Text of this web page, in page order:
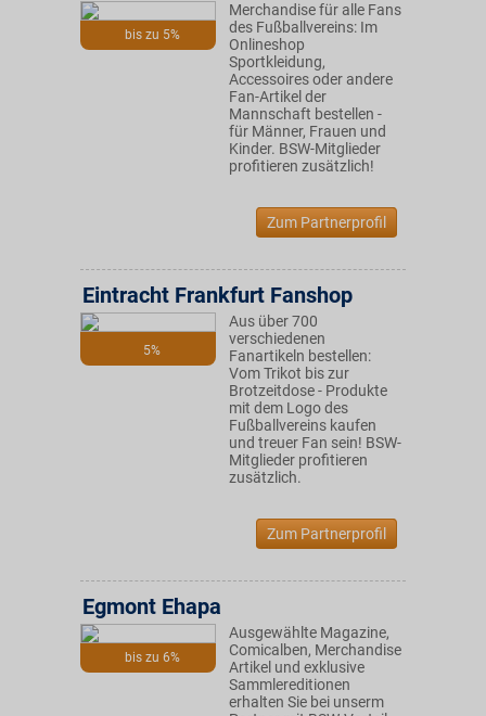
bis zu 5%
Merchandise für alle Fans
des Fußballvereins: Im
Onlineshop
Sportkleidung,
Accessoires oder andere
Fan-Artikel der
Mannschaft bestellen -
für Männer, Frauen und
Kinder. BSW-Mitglieder
profitieren zusätzlich!
Zum Partnerprofil
5%
Eintracht Frankfurt Fanshop
Aus über 700
verschiedenen
Fanartikeln bestellen:
Vom Trikot bis zur
Brotzeitdose - Produkte
mit dem Logo des
Fußballvereins kaufen
und treuer Fan sein! BSW-
Mitglieder profitieren
zusätzlich.
Zum Partnerprofil
bis zu 6%
Egmont Ehapa
Ausgewählte Magazine,
Comicalben, Merchandise
Artikel und exklusive
Sammlereditionen
erhalten Sie bei unserm